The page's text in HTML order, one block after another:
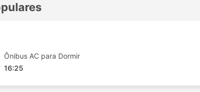
e classe de ônibus.
Travels
pelos ônibus da Jakhar Travels incluem:
Ônibus AC para Dormir
16:25